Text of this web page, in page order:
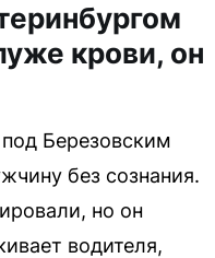
крови, он
Березовским
без сознания.
но он
водителя,